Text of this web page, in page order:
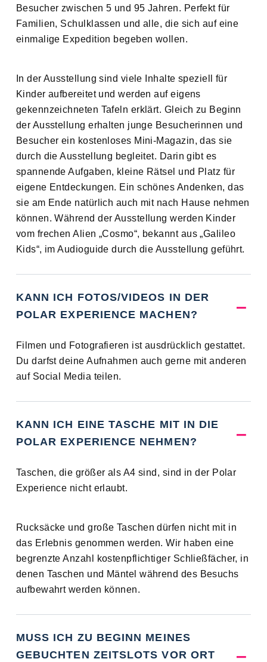
Besucher zwischen 5 und 95 Jahren. Perfekt für
Familien, Schulklassen und alle, die sich auf eine
einmalige Expedition begeben wollen.
In der Ausstellung sind viele Inhalte speziell für
Kinder aufbereitet und werden auf eigens
gekennzeichneten Tafeln erklärt. Gleich zu Beginn
der Ausstellung erhalten junge Besucherinnen und
Besucher ein kostenloses Mini-Magazin, das sie
durch die Ausstellung begleitet. Darin gibt es
spannende Aufgaben, kleine Rätsel und Platz für
eigene Entdeckungen. Ein schönes Andenken, das
sie am Ende natürlich auch mit nach Hause nehmen
können. Während der Ausstellung werden Kinder
vom frechen Alien „Cosmo“, bekannt aus „Galileo
Kids“, im Audioguide durch die Ausstellung geführt.
KANN ICH FOTOS/VIDEOS IN DER
POLAR EXPERIENCE MACHEN?
Filmen und Fotografieren ist ausdrücklich gestattet.
Du darfst deine Aufnahmen auch gerne mit anderen
auf Social Media teilen.
KANN ICH EINE TASCHE MIT IN DIE
POLAR EXPERIENCE NEHMEN?
Taschen, die größer als A4 sind, sind in der Polar
Experience nicht erlaubt.
Rucksäcke und große Taschen dürfen nicht mit in
das Erlebnis genommen werden. Wir haben eine
begrenzte Anzahl kostenpflichtiger Schließfächer, in
denen Taschen und Mäntel während des Besuchs
aufbewahrt werden können.
MUSS ICH ZU BEGINN MEINES
GEBUCHTEN ZEITSLOTS VOR ORT